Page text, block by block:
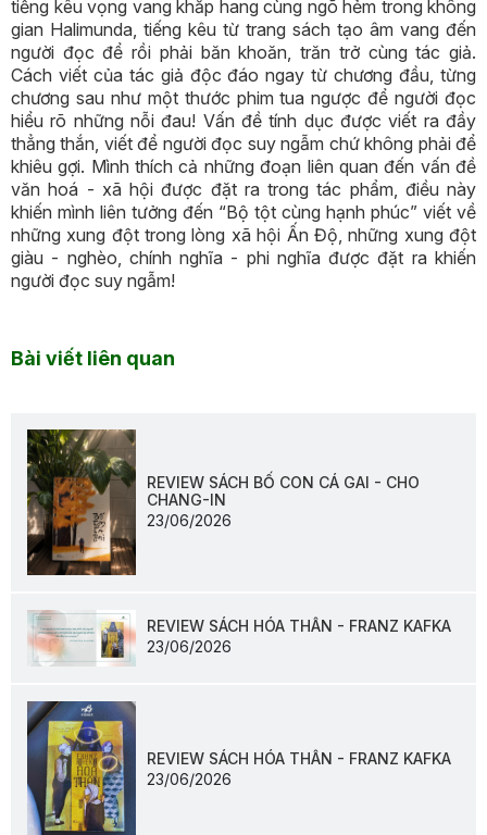
tiếng kêu vọng vang khắp hang cùng ngõ hẻm trong không
gian Halimunda, tiếng kêu từ trang sách tạo âm vang đến
người đọc để rồi phải băn khoăn, trăn trở cùng tác giả.
Cách viết của tác giả độc đáo ngay từ chương đầu, từng
chương sau như một thước phim tua ngược để người đọc
hiểu rõ những nỗi đau! Vấn đề tính dục được viết ra đầy
thẳng thắn, viết để người đọc suy ngẫm chứ không phải để
khiêu gợi. Mình thích cả những đoạn liên quan đến vấn đề
văn hoá - xã hội được đặt ra trong tác phẩm, điều này
khiến mình liên tưởng đến “Bộ tột cùng hạnh phúc” viết về
những xung đột trong lòng xã hội Ấn Độ, những xung đột
giàu - nghèo, chính nghĩa - phi nghĩa được đặt ra khiến
người đọc suy ngẫm!
Bài viết liên quan
REVIEW SÁCH BỐ CON CÁ GAI - CHO
CHANG-IN
23/06/2026
REVIEW SÁCH HÓA THÂN - FRANZ KAFKA
23/06/2026
REVIEW SÁCH HÓA THÂN - FRANZ KAFKA
23/06/2026